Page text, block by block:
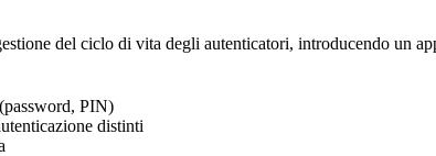
del ciclo di vita degli autenticatori, introducendo un
PIN)
distinti